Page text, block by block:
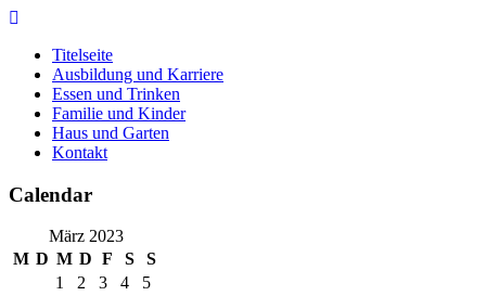
Skip
contentTitelseite
Ausbildung und Karriere
Essen und Trinken
Familie und Kinder
Haus und Garten
Kontakt
Calendar
März 2023
M D M D F S
S
1
2 3 4
5